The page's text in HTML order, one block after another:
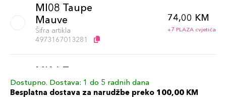
MI08 Taupe
Mauve
Šifra artikla
4973167013281
74,00 KM
+7 PLAZA cvjetića
MI04 Tomato
Red
Šifra artikla
+7 PLAZA cvjetića
Dostupno. Dostava: 1 do 5 radnih dana
Besplatna dostava za narudžbe preko 100,00 KM